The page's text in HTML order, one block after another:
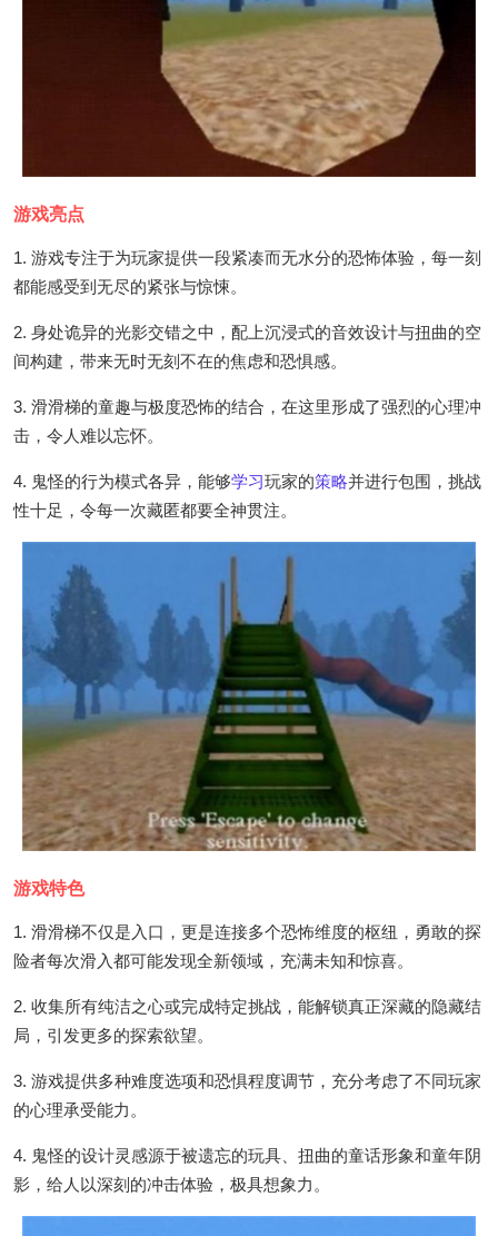
游戏亮点
1. 游戏专注于为玩家提供一段紧凑而无水分的恐怖体验，每一刻
都能感受到无尽的紧张与惊悚。
2. 身处诡异的光影交错之中，配上沉浸式的音效设计与扭曲的空
间构建，带来无时无刻不在的焦虑和恐惧感。
3. 滑滑梯的童趣与极度恐怖的结合，在这里形成了强烈的心理冲
击，令人难以忘怀。
4. 鬼怪的行为模式各异，能够学习玩家的策略并进行包围，挑战
性十足，令每一次藏匿都要全神贯注。
游戏特色
1. 滑滑梯不仅是入口，更是连接多个恐怖维度的枢纽，勇敢的探
险者每次滑入都可能发现全新领域，充满未知和惊喜。
2. 收集所有纯洁之心或完成特定挑战，能解锁真正深藏的隐藏结
局，引发更多的探索欲望。
3. 游戏提供多种难度选项和恐惧程度调节，充分考虑了不同玩家
的心理承受能力。
4. 鬼怪的设计灵感源于被遗忘的玩具、扭曲的童话形象和童年阴
影，给人以深刻的冲击体验，极具想象力。